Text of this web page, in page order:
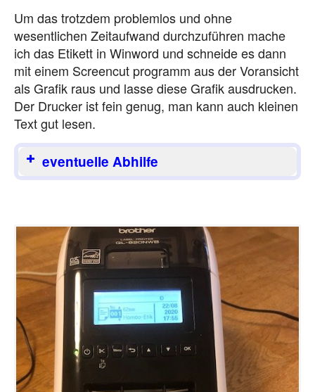
Um das trotzdem problemlos und ohne
wesentlichen Zeitaufwand durchzuführen mache
ich das Etikett in Winword und schneide es dann
mit einem Screencut programm aus der Voransicht
als Grafik raus und lasse diese Grafik ausdrucken.
Der Drucker ist fein genug, man kann auch kleinen
Text gut lesen.
eventuelle Abhilfe